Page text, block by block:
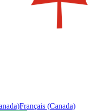
Français (Canada)